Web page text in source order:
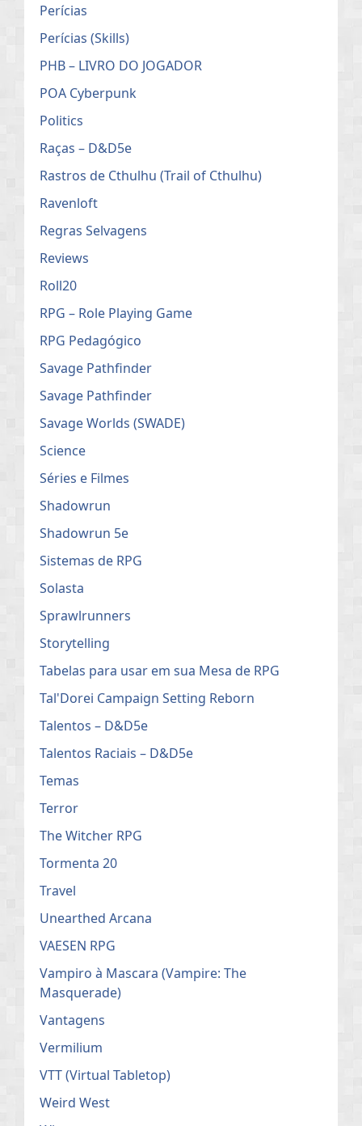
Perícias
Perícias (Skills)
PHB – LIVRO DO JOGADOR
POA Cyberpunk
Politics
Raças – D&D5e
Rastros de Cthulhu (Trail of Cthulhu)
Ravenloft
Regras Selvagens
Reviews
Roll20
RPG – Role Playing Game
RPG Pedagógico
Savage Pathfinder
Savage Pathfinder
Savage Worlds (SWADE)
Science
Séries e Filmes
Shadowrun
Shadowrun 5e
Sistemas de RPG
Solasta
Sprawlrunners
Storytelling
Tabelas para usar em sua Mesa de RPG
Tal'Dorei Campaign Setting Reborn
Talentos – D&D5e
Talentos Raciais – D&D5e
Temas
Terror
The Witcher RPG
Tormenta 20
Travel
Unearthed Arcana
VAESEN RPG
Vampiro à Mascara (Vampire: The
Masquerade)
Vantagens
Vermilium
VTT (Virtual Tabletop)
Weird West